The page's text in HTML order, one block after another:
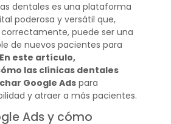
dentales es una plataforma
poderosa y versátil que,
puede ser una
de nuevos pacientes para
En este artículo,
las clínicas dentales
Google Adspara
y atraer a más pacientes.
Ads y cómo